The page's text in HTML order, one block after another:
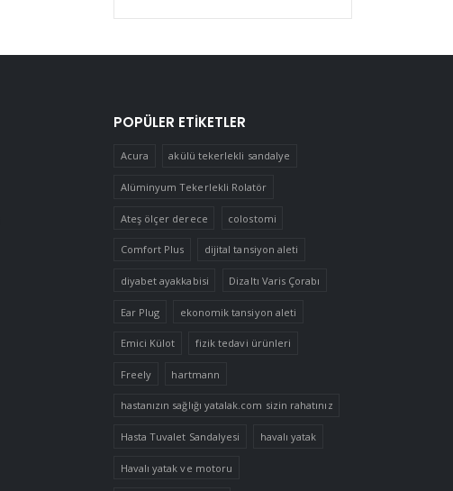
POPÜLER ETIKETLER
Acura akülü tekerlekli sandalye
Alüminyum Tekerlekli Rolatör
Ateş ölçer derece colostomi
Comfort Plus dijital tansiyon aleti
diyabet ayakkabisi Dizaltı Varis Çorabı
Ear Plug ekonomik tansiyon aleti
Emici Külot fizik tedavi ürünleri
Freely hartmann
hastanızın sağlığı yatalak.com sizin rahatınız
Hasta Tuvalet Sandalyesi havalı yatak
Havalı yatak ve motoru